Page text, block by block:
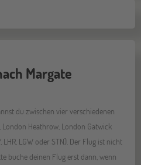
Margate
du zwischen vier verschiedenen
Heathrow, London Gatwick
LGW oder STN). Der Flug ist nicht
buche deinen Flug erst dann, wenn